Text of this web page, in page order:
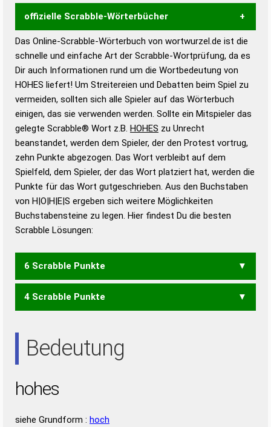
offizielle Scrabble-Wörterbücher
Wortwurzel liefert mit Hilfe eines semantischen
Wortanalyse-Algorithmus gute Anhaltspunkte zu
Wortbedeutung, Worttrennung und Wortform, um die
Gültigkeit eines Wortes für das Scrabble-Spiel zu
bestimmen!
zugelassene Turnier Scrabble-
Wörterbücher sind:
Duden – Standardwerk in 12 Bänden
Duden – Richtiges und gutes
Deutsch
Duden – Die deutsche Grammatik
Duden – Deutsches
Das Online-Scrabble-Wörterbuch von wortwurzel.de ist die
schnelle und einfache Art der Scrabble-Wortprüfung, da es
Dir auch Informationen rund um die Wortbedeutung von
HOHES liefert! Um Streitereien und Debatten beim Spiel zu
vermeiden, sollten sich alle Spieler auf das Wörterbuch
einigen, das sie verwenden werden. Sollte ein Mitspieler das
gelegte Scrabble® Wort z.B. HOHES zu Unrecht
beanstandet, werden dem Spieler, der den Protest vortrug,
zehn Punkte abgezogen. Das Wort verbleibt auf dem
Spielfeld, dem Spieler, der das Wort platziert hat, werden die
Punkte für das Wort gutgeschrieben. Aus den Buchstaben
von H|O|H|E|S ergeben sich weitere Möglichkeiten
Buchstabensteine zu legen. Hier findest Du die besten
Scrabble Lösungen:
6 Scrabble Punkte
HOSE
4 Scrabble Punkte
Bedeutung
hohes
siehe Grundform : hoch